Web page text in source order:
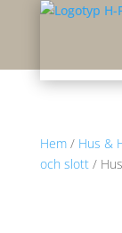
Hem/ Hus &
och slott/